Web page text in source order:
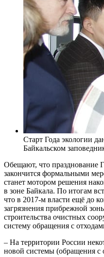
Старт Года экологии
Байкальском
Обещают, что празднование
закончится формальными
станет мотором решения
в зоне Байкала. По итогам
что в 2017-м власти ещё до
загрязнения прибрежной
строительства очистных
систему обращения с
– На территории России
новой системы (обращения с